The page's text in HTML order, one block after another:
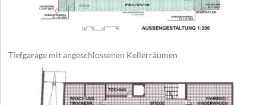
Tiefgarage mit angeschlossenen Kellerräumen